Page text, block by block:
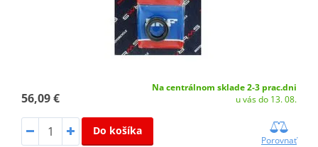
56,09 €
Na centrálnom sklade 2-3 prac.dni
u vás do 13. 08.
Do košíka
Porovnať